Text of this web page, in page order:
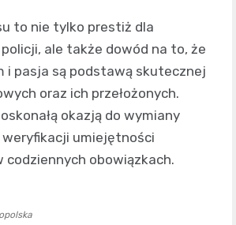
to nie tylko prestiż dla
ale także dowód na to, że
i pasja są podstawą skutecznej
oraz ich przełożonych.
okazją do wymiany
umiejętności
codziennych obowiązkach.